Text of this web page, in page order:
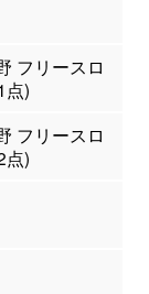
フリースロ
点)
フリースロ
点)